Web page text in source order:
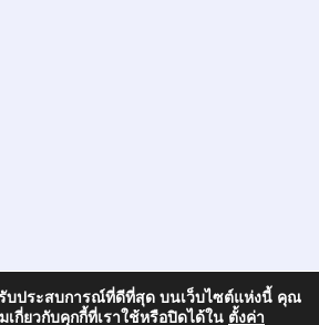
บประสบการณ์ที่ดีที่สุด บนเว็บไซต์แห่งนี้ คุณ
เกี่ยวกับคุกกี้ที่เราใช้หรือปิดได้ใน ตั้งค่า